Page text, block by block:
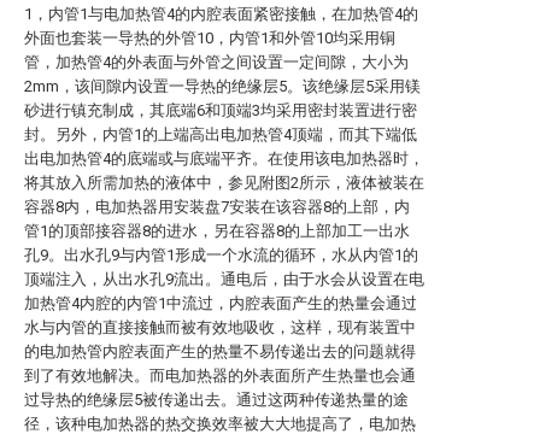
1，内管1与电加热管4的内腔表面紧密接触，在加热管4的
外面也套装一导热的外管10，内管1和外管10均采用铜
管，加热管4的外表面与外管之间设置一定间隙，大小为
2mm，该间隙内设置一导热的绝缘层5。该绝缘层5采用镁
砂进行镇充制成，其底端6和顶端3均采用密封装置进行密
封。另外，内管1的上端高出电加热管4顶端，而其下端低
出电加热管4的底端或与底端平齐。在使用该电加热器时，
将其放入所需加热的液体中，参见附图2所示，液体被装在
容器8内，电加热器用安装盘7安装在该容器8的上部，内
管1的顶部接容器8的进水，另在容器8的上部加工一出水
孔9。出水孔9与内管1形成一个水流的循环，水从内管1的
顶端注入，从出水孔9流出。通电后，由于水会从设置在电
加热管4内腔的内管1中流过，内腔表面产生的热量会通过
水与内管的直接接触而被有效地吸收，这样，现有装置中
的电加热管内腔表面产生的热量不易传递出去的问题就得
到了有效地解决。而电加热器的外表面所产生热量也会通
过导热的绝缘层5被传递出去。通过这两种传递热量的途
径，该种电加热器的热交换效率被大大地提高了，电加热